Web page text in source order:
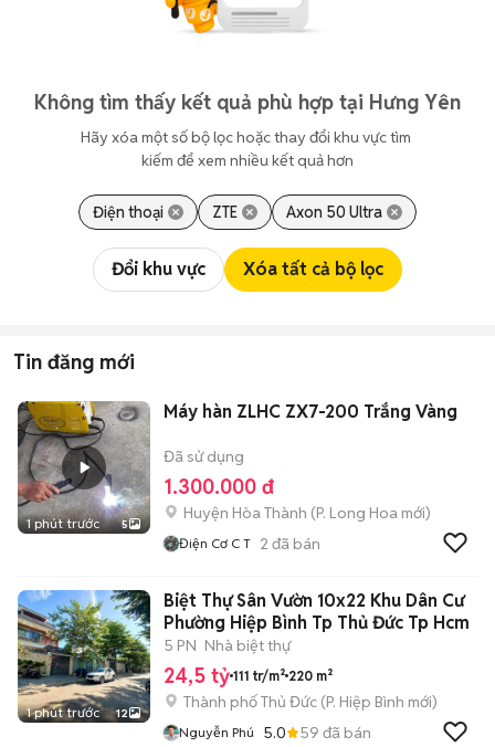
Không tìm thấy kết quả phù hợp tại Hưng Yên
Hãy xóa một số bộ lọc hoặc thay đổi khu vực tìm
kiếm để xem nhiều kết quả hơn
Điện thoại ZTE Axon 50 Ultra
Đổi khu vực Xóa tất cả bộ lọc
Tin đăng mới
1 phút trước 5
Máy hàn ZLHC ZX7-200 Trắng Vàng
Đã sử dụng
1.300.000 đ
Huyện Hòa Thành (P. Long Hoa mới)
Điện Cơ C T 2 đã bán
1 phút trước 12
Biệt Thự Sân Vườn 10x22 Khu Dân Cư
Phường Hiệp Bình Tp Thủ Đức Tp Hcm
5 PN Nhà biệt thự
24,5 tỷ 111 tr/m² 220 m²
Thành phố Thủ Đức (P. Hiệp Bình mới)
Nguyễn Phú 5.0 59 đã bán